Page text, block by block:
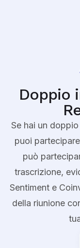
Doppio
Se hai un
puoi
può
trascrizione,
Sentiment e
della riunione